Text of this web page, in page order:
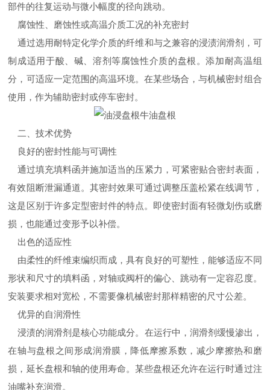
部件的往复运动与微小幅度的径向跳动。
腐蚀性、磨蚀性或高温介质工况的补充密封
通过选用耐特定化学介质的纤维和与之兼容的浸渍润滑剂，可
制成适用于酸、碱、溶剂等腐蚀性介质的盘根。添加耐高温组
分，可适应一定范围的高温环境。在某些场合，与机械密封组合
使用，作为辅助密封或停车密封。
二、技术优势
良好的密封性能与可调性
通过填充填料函并施加适当的压紧力，可紧密贴合密封表面，
有效阻断泄漏通道。其密封效果可通过调整压盖松紧在线调节，
这是区别于许多定型密封件的特点。即使密封面有轻微划伤或磨
损，也能通过变形予以补偿。
出色的适应性
由柔性的纤维束编织而成，具有良好的可塑性，能够适应不同
形状和尺寸的填料函，对轴或阀杆的偏心、跳动有一定容忍度。
安装要求相对宽松，不需要像机械密封那样精密的尺寸公差。
优异的自润滑性
浸渍的润滑剂是核心功能成分。在运行中，润滑剂缓慢渗出，
在轴与盘根之间形成润滑膜，降低摩擦系数，减少摩擦热和磨
损，延长盘根和轴的使用寿命。某些盘根还允许在运行时通过注
油嘴补充润滑。